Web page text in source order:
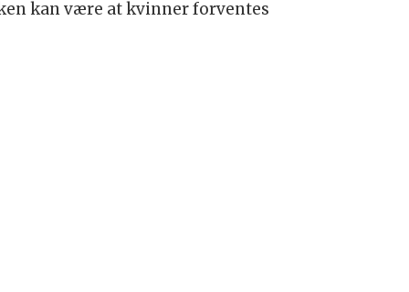
kan være at kvinner forventes